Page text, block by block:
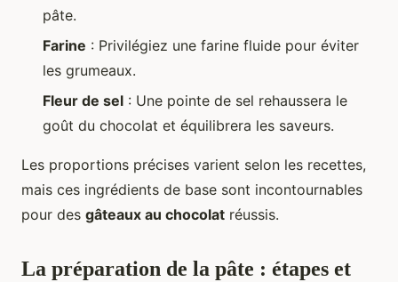
pâte.
Farine : Privilégiez une farine fluide pour éviter
les grumeaux.
Fleur de sel : Une pointe de sel rehaussera le
goût du chocolat et équilibrera les saveurs.
Les proportions précises varient selon les recettes,
mais ces ingrédients de base sont incontournables
pour des gâteaux au chocolat réussis.
La préparation de la pâte : étapes et